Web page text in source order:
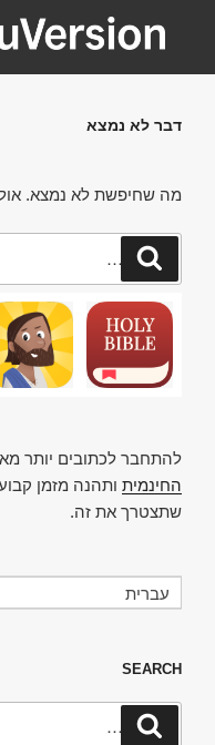
YOUVERSION
דבר לא נמצא
מה שחיפשת לא נמצא. אולי
חפש:חיפוש
להתחבר לכתובים יותר
החינמית ותהנה מזמן
שתצטרך את זה.
עברית
SEARCH
חפש:חיפוש